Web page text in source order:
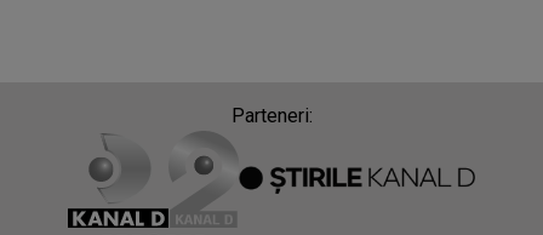
Parteneri: